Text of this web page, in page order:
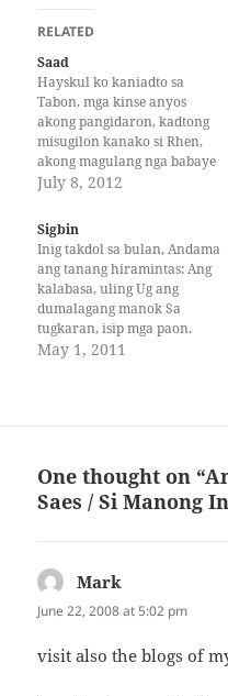
RELATED
Saad
Hayskul ko kaniadto sa
Tabon, mga kinse anyos
akong pangidaron, kadtong
misugilon kanako si Rhen,
akong magulang nga babaye
ug usa ka nars, bahin sa
Sam, usa pod ka nars.
Klasmet sila sugod sa
elementarya, hayskul ug
ingon man hangtod sa
kolehiyo. Saksi akong…
July 8, 2012
Sigbin
Inig takdol sa bulan, Andama
ang tanang hiramintas: Ang
kalabasa, uling Ug ang
dumalagang manok Sa
tugkaran, isip mga paon.
Unya ayaw kukatulog, Likayi
palak Kay sa…
May 1, 2011
One thought on
Saes / Si Manong
Mark
June 22, 2008 at 5:02 pm
visit also the blogs of